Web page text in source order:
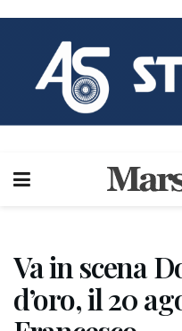
Va in scena
d’oro, il 20